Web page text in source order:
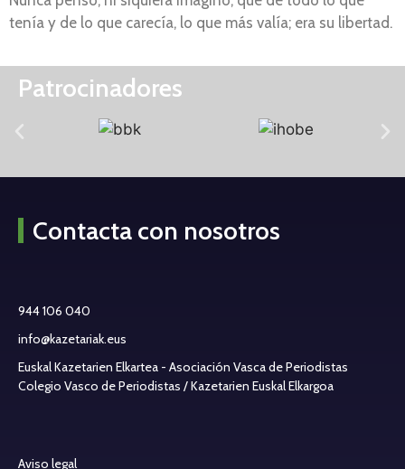
tenía y de lo que carecía, lo que más valía; era su libertad.
Patrocinadores
Contacta con nosotros
944 106 040
info@kazetariak.eus
Euskal Kazetarien Elkartea - Asociación Vasca de Periodistas
Colegio Vasco de Periodistas / Kazetarien Euskal Elkargoa
Aviso legal